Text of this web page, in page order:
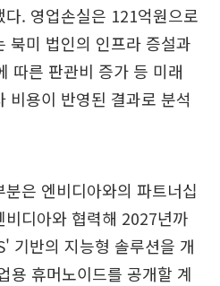
. 영업손실은 121억원으로
북미 법인의 인프라 증설과
따른 판관비 증가 등 미래
비용이 반영된 결과로 분석
은 엔비디아와의 파트너십
디아와 협력해 2027년까
반의 지능형 솔루션을 개
용 휴머노이드를 공개할 계